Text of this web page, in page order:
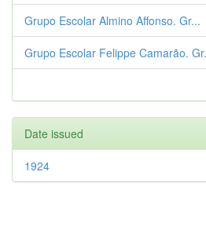
Grupo Escolar Almino Affonso. Gr...
Grupo Escolar Felippe Camarão.
Date issued
1924